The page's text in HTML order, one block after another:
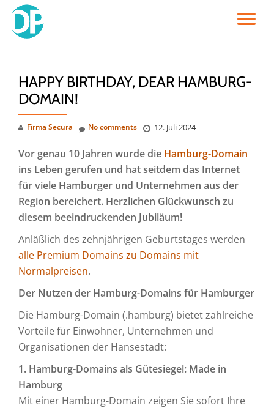
Skip
HAPPY BIRTHDAY, DEAR HAMBURG-
DOMAIN!
Firma Secura 12. Juli 2024
No comments
Vor genau 10 Jahren wurde die Hamburg-Domain
ins Leben gerufen und hat seitdem das Internet
für viele Hamburger und Unternehmen aus der
Region bereichert. Herzlichen Glückwunsch zu
diesem beeindruckenden Jubiläum!
Anläßlich des zehnjährigen Geburtstages werden
alle Premium Domains zu Domains mit
Normalpreisen.
Der Nutzen der Hamburg-Domains für Hamburger
Die Hamburg-Domain (.hamburg) bietet zahlreiche
Vorteile für Einwohner, Unternehmen und
Organisationen der Hansestadt:
1. Hamburg-Domains als Gütesiegel: Made in
Hamburg
Mit einer Hamburg-Domain zeigen Sie sofort Ihre